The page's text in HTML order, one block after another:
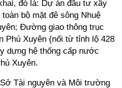
đó là: Dự án đầu tư xây
bộ mặt đê sông Nhuệ
Đường giao thông trục
Phú Xuyên (nối từ tỉnh lộ 428
dựng hệ thống cấp nước
Xuyên.
Tài nguyên và Môi trường